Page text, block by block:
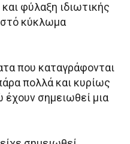
φύλαξη ιδιωτικής
κύκλωμα
που καταγράφονται
πολλά και κυρίως
σημειωθεί μια